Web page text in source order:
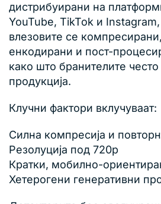
дистрибуирани на
YouTube, TikTok и
влезовите се
енкодирани и пост-
како што бранителите често
продукција.
Клучни фактори вклучуваат:
Силна компресија и
Резолуција под 720p
Кратки, мобилно-
Хетерогени генеративни